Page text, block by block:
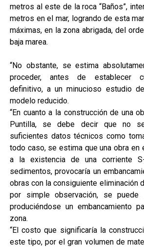
metros al este de la roca “Baños”,
metros en el mar, logrando de esta
máximas, en la zona abrigada, del
baja marea.
“No obstante, se estima
proceder, antes de establecer
definitivo, a un minucioso estudio
modelo reducido.
“En cuanto a la construcción de una
Puntilla, se debe decir que no
suficientes datos técnicos como
todo caso, se estima que una obra en
a la existencia de una corriente
sedimentos, provocaría un
obras con la consiguiente eliminación
por simple observación, se puede
produciéndose un embancamiento
zona.
“El costo que significaría la
este tipo, por el gran volumen de